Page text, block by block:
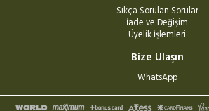
Sıkça Sorulan Sorular
İade ve Değişim
Üyelik İşlemleri
Bize Ulaşın
WhatsApp